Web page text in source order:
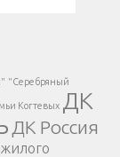
"Серебряный
Когтевых ДК
ДК Россия